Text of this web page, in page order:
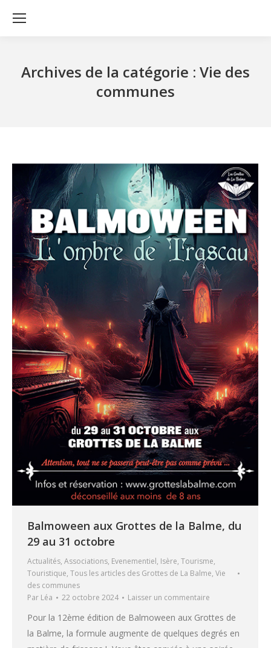
Archives de la catégorie : Vie des
communes
Balmoween aux Grottes de la Balme, du
29 au 31 octobre
Actualités, Associations, Evenementiel, Isère, Tourisme,
Touristique, Tous les articles des Grottes de La Balme, Vie
des communes
Par Léa 22 octobre 2024 Laisser un commentaire
Pour la 12ème édition de Balmoween aux Grottes de
la Balme, la formule augmente de quelques degrés en